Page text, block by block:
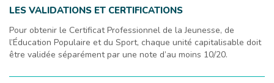
LES VALIDATIONS ET CERTIFICATIONS
Pour obtenir le Certificat Professionnel de la Jeunesse, de
l’Éducation Populaire et du Sport, chaque unité capitalisable doit
être validée séparément par une note d’au moins 10/20.